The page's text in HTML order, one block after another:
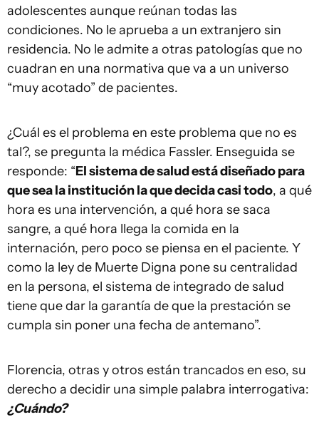
adolescentes aunque reúnan todas las
condiciones. No le aprueba a un extranjero sin
residencia. No le admite a otras patologías que no
cuadran en una normativa que va a un universo
“muy acotado” de pacientes.
¿Cuál es el problema en este problema que no es
tal?, se pregunta la médica Fassler. Enseguida se
responde: “El sistema de salud está diseñado para
que sea la institución la que decida casi todo, a qué
hora es una intervención, a qué hora se saca
sangre, a qué hora llega la comida en la
internación, pero poco se piensa en el paciente. Y
como la ley de Muerte Digna pone su centralidad
en la persona, el sistema de integrado de salud
tiene que dar la garantía de que la prestación se
cumpla sin poner una fecha de antemano”.
Florencia, otras y otros están trancados en eso, su
derecho a decidir una simple palabra interrogativa:
¿Cuándo?